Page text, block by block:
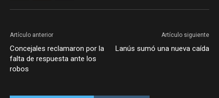
Artículo anterior
Concejales reclamaron por la
falta de respuesta ante los
robos
Artículo siguiente
Lanús sumó una nueva caída